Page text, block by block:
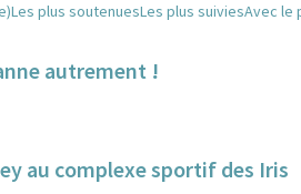
Les plus soutenuesLes plus suiviesAvec le
autrement !
au complexe sportif des Iris